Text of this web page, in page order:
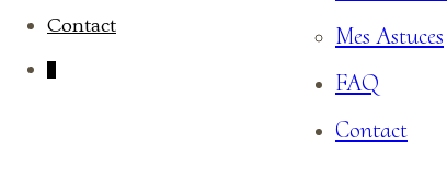
Contact
Mes Astuces
FAQ
Contact